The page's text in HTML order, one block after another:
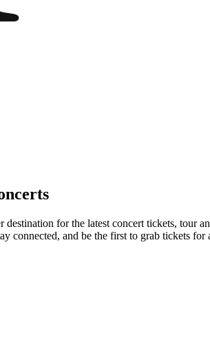
for the latest concert tickets, tour
connected, and be the first to grab tickets